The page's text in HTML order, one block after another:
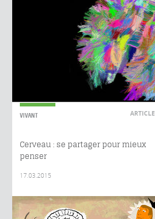
VIVANT ARTICLE
Cerveau : se partager pour mieux
penser
17.03.2015